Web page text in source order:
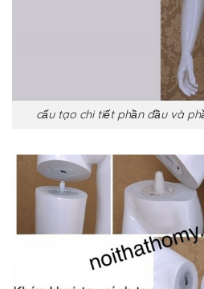
cấu tạo chi tiết phần đầu và